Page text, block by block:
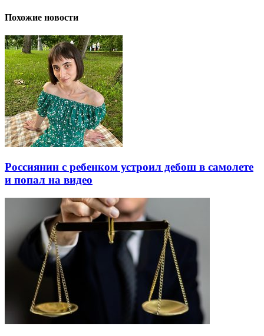
Похожие новости
Россиянин с ребенком устроил дебош в самолете
и попал на видео